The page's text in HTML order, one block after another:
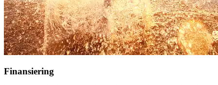
Finansiering